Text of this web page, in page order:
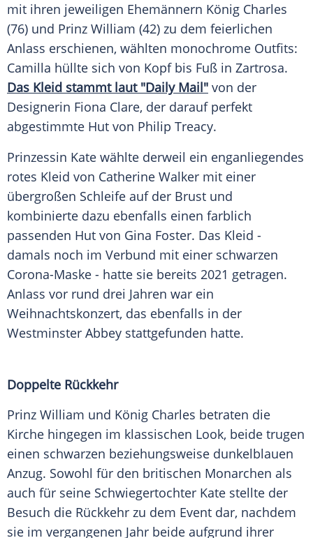
mit ihren jeweiligen Ehemännern König Charles
(76) und Prinz William (42) zu dem feierlichen
Anlass erschienen, wählten monochrome Outfits:
Camilla hüllte sich von Kopf bis Fuß in Zartrosa.
Das Kleid stammt laut "Daily Mail" von der
Designerin Fiona Clare, der darauf perfekt
abgestimmte Hut von Philip Treacy.
Prinzessin Kate wählte derweil ein enganliegendes
rotes Kleid von Catherine Walker mit einer
übergroßen Schleife auf der Brust und
kombinierte dazu ebenfalls einen farblich
passenden Hut von Gina Foster. Das Kleid -
damals noch im Verbund mit einer schwarzen
Corona-Maske - hatte sie bereits 2021 getragen.
Anlass vor rund drei Jahren war ein
Weihnachtskonzert, das ebenfalls in der
Westminster Abbey stattgefunden hatte.
Doppelte Rückkehr
Prinz William und König Charles betraten die
Kirche hingegen im klassischen Look, beide trugen
einen schwarzen beziehungsweise dunkelblauen
Anzug. Sowohl für den britischen Monarchen als
auch für seine Schwiegertochter Kate stellte der
Besuch die Rückkehr zu dem Event dar, nachdem
sie im vergangenen Jahr beide aufgrund ihrer